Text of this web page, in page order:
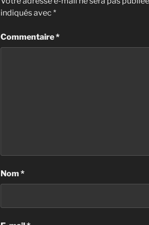
indiqués avec *
Commentaire*
Nom *